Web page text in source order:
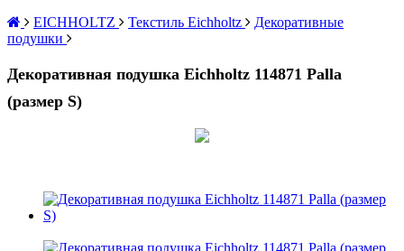
EICHHOLTZ
Текстиль Eichholtz
Декоративные
подушки
Декоративная подушка Eichholtz 114871 Palla
(размер S)